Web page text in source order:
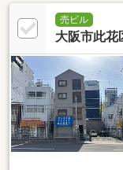
売ビル
大阪市此花